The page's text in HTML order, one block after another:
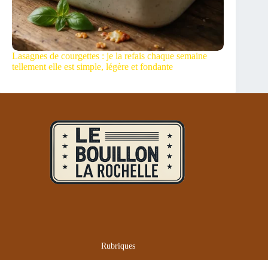
Lasagnes de courgettes : je la refais chaque semaine
tellement elle est simple, légère et fondante
Rubriques